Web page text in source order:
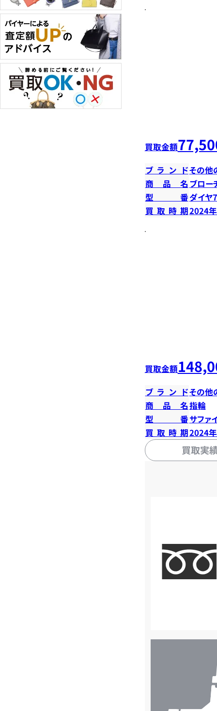
買取金額
ブランドその他
商品名 ブロー
型番ダイヤ
買取時期2024
買取金額
ブランドその他
商品名指輪
型番サファ
買取時期2024
買取実